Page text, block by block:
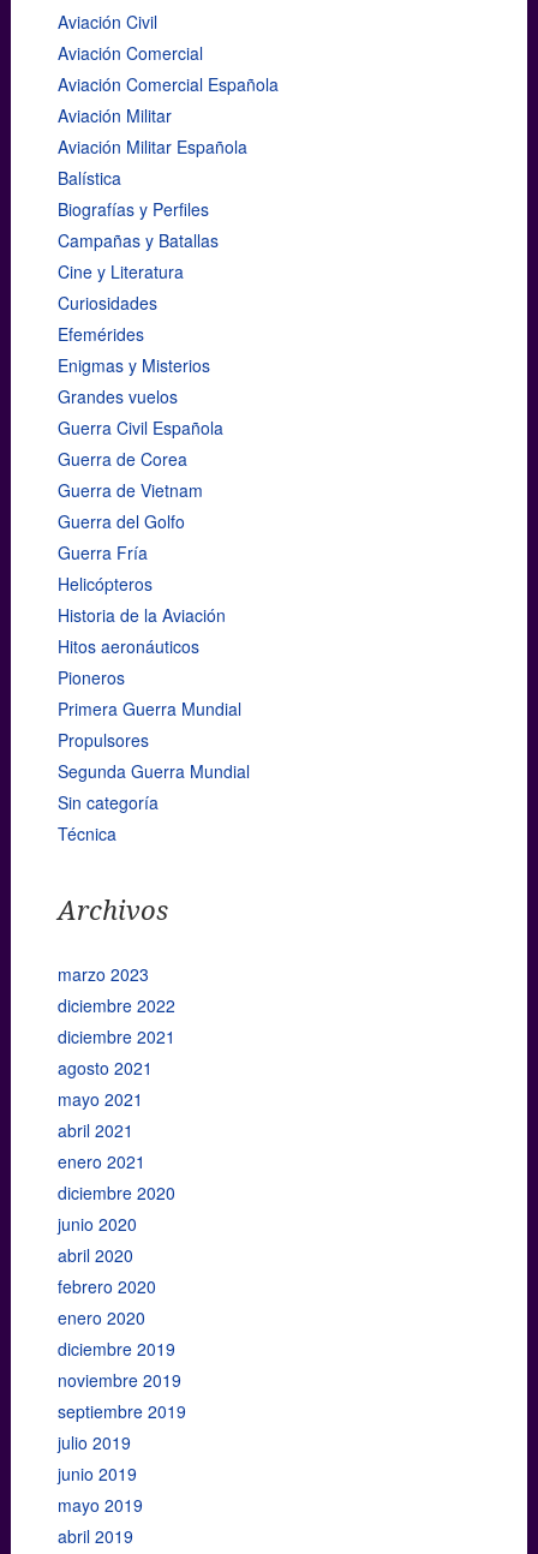
Aviación Civil
Aviación Comercial
Aviación Comercial Española
Aviación Militar
Aviación Militar Española
Balística
Biografías y Perfiles
Campañas y Batallas
Cine y Literatura
Curiosidades
Efemérides
Enigmas y Misterios
Grandes vuelos
Guerra Civil Española
Guerra de Corea
Guerra de Vietnam
Guerra del Golfo
Guerra Fría
Helicópteros
Historia de la Aviación
Hitos aeronáuticos
Pioneros
Primera Guerra Mundial
Propulsores
Segunda Guerra Mundial
Sin categoría
Técnica
Archivos
marzo 2023
diciembre 2022
diciembre 2021
agosto 2021
mayo 2021
abril 2021
enero 2021
diciembre 2020
junio 2020
abril 2020
febrero 2020
enero 2020
diciembre 2019
noviembre 2019
septiembre 2019
julio 2019
junio 2019
mayo 2019
abril 2019